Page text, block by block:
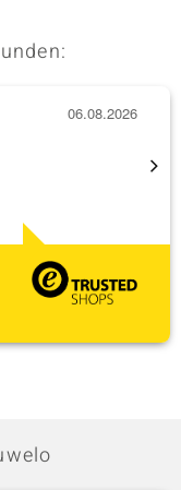
06.08.2026